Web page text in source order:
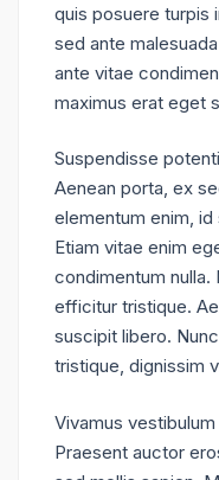
quis posuere turpis
sed ante
ante vitae
maximus erat eget
Suspendisse
Aenean porta, ex
elementum enim,
Etiam vitae enim
condimentum nulla.
efficitur tristique.
suscipit libero.
tristique, dignissim
Vivamus
Praesent auctor